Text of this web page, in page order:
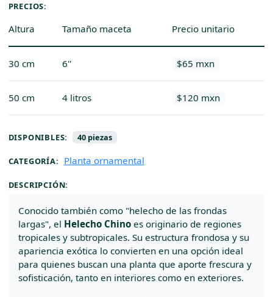
PRECIOS:
Altura Tamaño maceta Precio unitario
30 cm 6'' $65 mxn
50 cm 4 litros $120 mxn
DISPONIBLES: 40 piezas
CATEGORÍA: Planta ornamental
DESCRIPCIÓN:
Conocido también como "helecho de las frondas
largas", el Helecho Chinoes originario de regiones
tropicales y subtropicales. Su estructura frondosa y su
apariencia exótica lo convierten en una opción ideal
para quienes buscan una planta que aporte frescura y
sofisticación, tanto en interiores como en exteriores.